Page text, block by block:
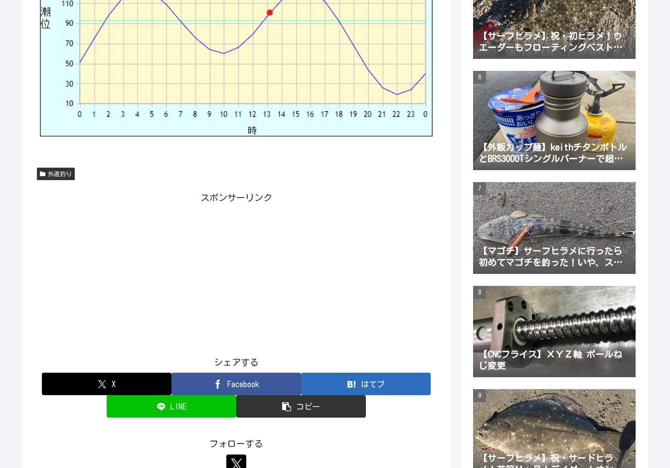
外道釣り
スポンサーリンク
シェアする
X Facebook はてブ
LINE コピー
フォローする
【サーフヒラメ】祝・初ヒラメ！ウ
エーダーもフローティングベストも
長靴も無いサーフヒラメど素人！根
性だけでサーフヒラメ釣ってみた！
【外飯カップ麺】keithチタンボトル
とBRS3000Tシングルバーナーで超ミ
ニマム湯沸かしセット！荷物を増や
したくない釣りに最適だよ。軽い登
山もね。
【マゴチ】サーフヒラメに行ったら
初めてマゴチを釣った！いや、スレ
だから引っかかった
【CNCフライス】ＸＹＺ軸 ボールね
じ変更
【サーフヒラメ】祝・サードヒラ